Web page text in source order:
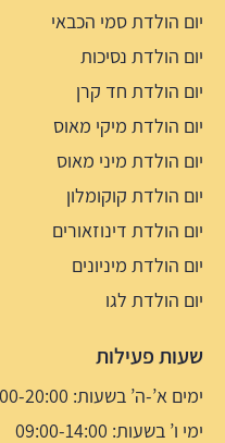
יום הולדת סמי הכבאי
יום הולדת נסיכות
יום הולדת חד קרן
יום הולדת מיקי מאוס
יום הולדת מיני מאוס
יום הולדת קוקומלון
יום הולדת דינוזאורים
יום הולדת מיניונים
יום הולדת לגו
שעות פעילות
ימים א’-ה’ בשעות: 09:00-20:00
ימי ו’ בשעות: 09:00-14:00